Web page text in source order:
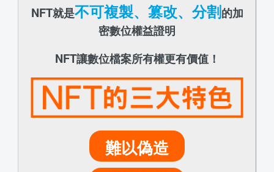
NFT就是不可複製、篡改、分割的加
密數位權益證明
NFT讓數位檔案所有權更有價值！
難以偽造